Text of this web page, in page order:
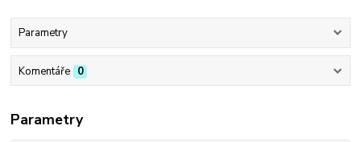
Parametry
Komentáře 0
Parametry